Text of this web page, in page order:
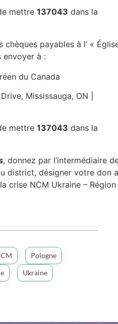
mettre 137043 dans la
chèques payables à l’ «
envoyer à :
du Canada
Mississauga, ON |
mettre 137043 dans la
, donnez par l’intermédiaire
district, désigner votre don
crise NCM Ukraine – Région
Pologne
Ukraine